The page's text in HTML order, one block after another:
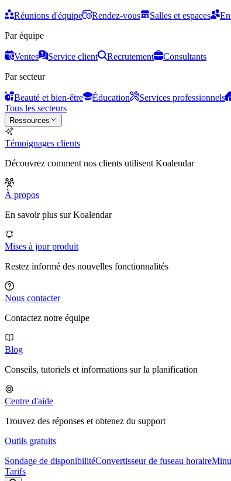
Réunions d'équipe Rendez-vous Salles et espaces
Par équipe
Ventes Service client Recrutement
Consultants
Par secteur
Beauté et bien-être Éducation Services professionnels
Tous les secteurs
Ressources
Témoignages clients
Découvrez comment nos clients utilisent Koalendar
À propos
En savoir plus sur Koalendar
Mises à jour produit
Restez informé des nouvelles fonctionnalités
Nous contacter
Contactez notre équipe
Blog
Conseils, tutoriels et informations sur la planification
Centre d'aide
Trouvez des réponses et obtenez du support
Outils gratuits
Sondage de disponibilitéConvertisseur de fuseau horaire
Tarifs